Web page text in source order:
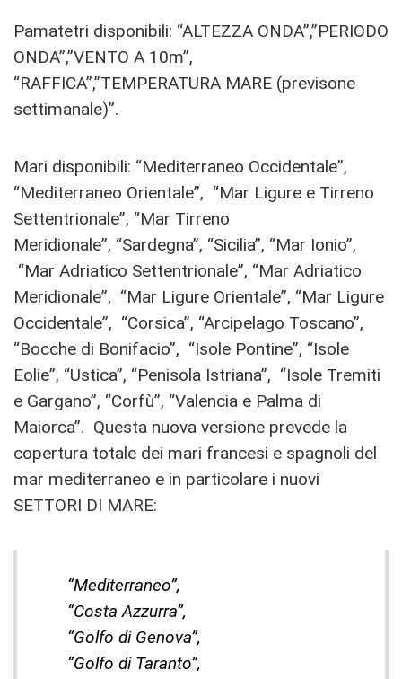
Pamatetri disponibili: “ALTEZZA ONDA”,”PERIODO
ONDA”,”VENTO A 10m”,
“RAFFICA”,”TEMPERATURA MARE (previsone
settimanale)”.
Mari disponibili: “Mediterraneo Occidentale”,
“Mediterraneo Orientale”, “Mar Ligure e Tirreno
Settentrionale”, “Mar Tirreno
Meridionale”, “Sardegna”, “Sicilia”, “Mar Ionio”,
“Mar Adriatico Settentrionale”, “Mar Adriatico
Meridionale”, “Mar Ligure Orientale”, “Mar Ligure
Occidentale”, “Corsica”, “Arcipelago Toscano”,
“Bocche di Bonifacio”, “Isole Pontine”, “Isole
Eolie”, “Ustica”, “Penisola Istriana”, “Isole Tremiti
e Gargano”, “Corfù”, “Valencia e Palma di
Maiorca”. Questa nuova versione prevede la
copertura totale dei mari francesi e spagnoli del
mar mediterraneo e in particolare i nuovi
SETTORI DI MARE:
“Mediterraneo”,
“Costa Azzurra”,
“Golfo di Genova”,
“Golfo di Taranto”,